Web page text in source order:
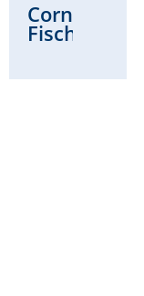
Cornelia
Fischer